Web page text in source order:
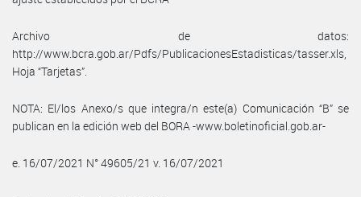
Archivo de datos:
http://www.bcra.gob.ar/Pdfs/PublicacionesEstadisticas/tasser.xls,
Hoja “Tarjetas”.
NOTA: El/los Anexo/s que integra/n este(a) Comunicación “B” se
publican en la edición web del BORA -www.boletinoficial.gob.ar-
e. 16/07/2021 N° 49605/21 v. 16/07/2021